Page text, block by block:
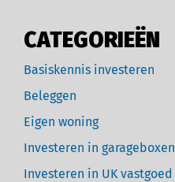
CATEGORIEËN
Basiskennis investeren
Beleggen
Eigen woning
Investeren in garageboxen
Investeren in UK vastgoed